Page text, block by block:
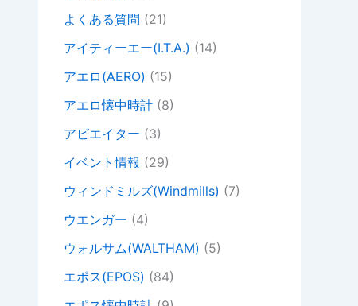
よくある質問 (21)
アイティーエー(I.T.A.) (14)
アエロ(AERO) (15)
アエロ懐中時計 (8)
アビエイター (3)
イベント情報 (29)
ウィンドミルズ(Windmills) (7)
ウエンガー (4)
ウォルサム(WALTHAM) (5)
エポス(EPOS) (84)